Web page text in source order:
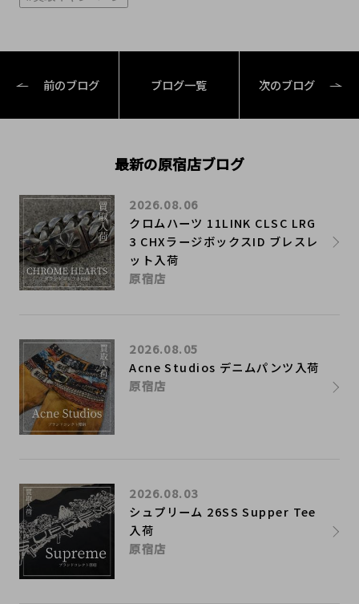
前のブログ ブログ一覧 次のブログ
最新の原宿店ブログ
クロムハーツ 11LINK CLSC LRG
3 CHXラージボックスID ブレスレ
ット入荷
2026.08.06
原宿店
Acne Studios デニムパンツ入荷
2026.08.05
原宿店
シュプリーム 26SS Supper Tee
入荷
2026.08.03
原宿店